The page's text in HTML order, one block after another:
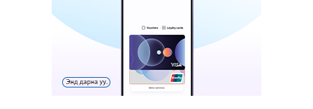
Аялал жуулчлалын компанийн автомашинуудыг
ШТС-ууд хязгаарлалтгүйгээр шатахуун олгох
боломжоор хангана
14 цагийн өмнө